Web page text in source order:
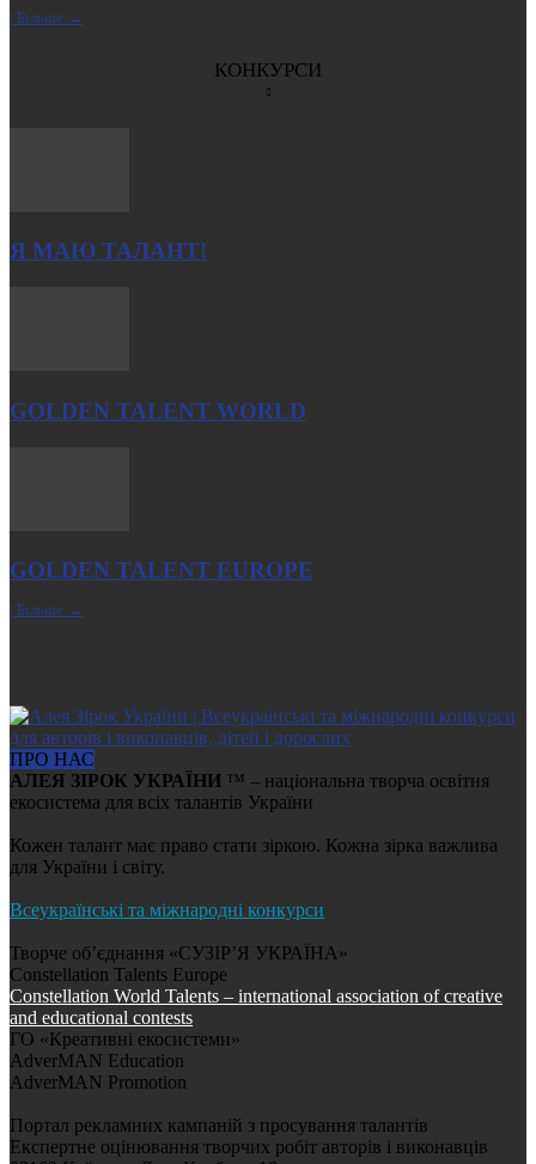
| Більше →
КОНКУРСИ
Я МАЮ ТАЛАНТ!
GOLDEN TALENT WORLD
GOLDEN TALENT EUROPE
| Більше →
ПРО НАС
АЛЕЯ ЗІРОК УКРАЇНИ ™ – національна творча освітня
екосистема для всіх талантів України
Кожен талант має право стати зіркою. Кожна зірка важлива
для України і світу.
Всеукраїнські та міжнародні конкурси
Творче об’єднання «СУЗІР’Я УКРАЇНА»
Constellation Talents Europe
Constellation World Talents – international association of creative
and educational contests
ГО «Креативні екосистеми»
AdverMAN Education
AdverMAN Promotion
Портал рекламних кампаній з просування талантів
Експертне оцінювання творчих робіт авторів і виконавців